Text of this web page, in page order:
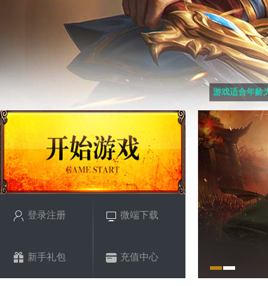
游戏适合年龄
登录注册 微端下载
新手礼包 充值中心